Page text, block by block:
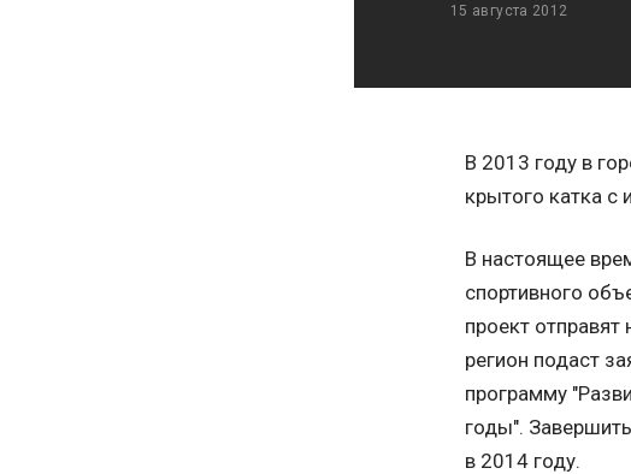
15 августа 2012
В 2013 году в
крытого катка с
В настоящее
спортивного
проект отправят
регион подаст
программу
годы".
в 2014 году.